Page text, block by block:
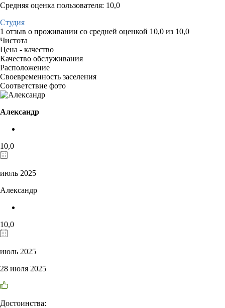
Средняя оценка пользователя: 10,0
Студия
1 отзыв о проживании со средней оценкой 10,0 из 10,0
Чистота
Цена - качество
Качество обслуживания
Расположение
Своевременность заселения
Соответствие фото
Александр
10,0
июль 2025
Александр
10,0
июль 2025
28 июля 2025
Достоинства: